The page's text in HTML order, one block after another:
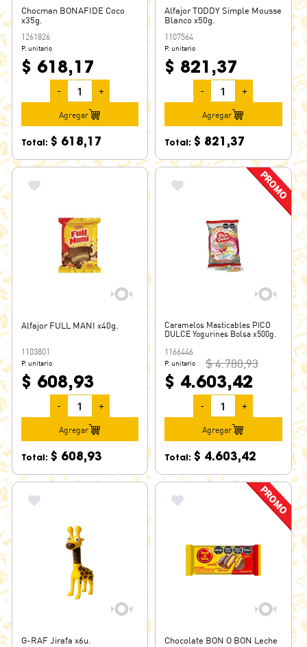
CHOCO ARROZ
CHOCO CRUNCH
CHOCO EMOTI
CHOCO FAN
CHOCOLINAS
CHOCOMANÍ
CHOPS
CHUPETONCITOS
CINDOR
COFLER
COFLER BLOCK
COSMOS
CREAMIX
CROCBAR
CROCO
CROWIE
D.R.F.
DANCING
DAQUI
DELICIA
DIAB FORT
DOLCHE PATAGONIA
DORIN'S
DOS CORAZONES
DRUPI
Chocman BONAFIDE Coco
x35g.
1261826
P. unitario
$ 618,17
- +
Agregar
Total: $ 618,17
Alfajor TODDY Simple Mousse
Blanco x50g.
1107564
P. unitario
$ 821,37
- +
Agregar
Total: $ 821,37
Alfajor FULL MANI x40g.
1103801
P. unitario
$ 608,93
- +
Agregar
Total: $ 608,93
Caramelos Masticables PICO
DULCE Yogurines Bolsa x500g.
1166446
P. unitario $ 4.780,93
$ 4.603,42
- +
Agregar
Total: $ 4.603,42
G-RAF Jirafa x6u.
Chocolate BON O BON Leche